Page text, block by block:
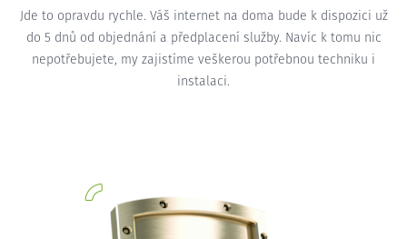
Jde to opravdu rychle. Váš internet na doma bude k dispozici už
do 5 dnů od objednání a předplacení služby. Navíc k tomu nic
nepotřebujete, my zajistíme veškerou potřebnou techniku i
instalaci.